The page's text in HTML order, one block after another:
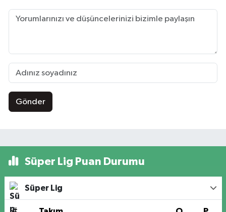
Gönder
Süper Lig Puan Durumu
Süper Lig